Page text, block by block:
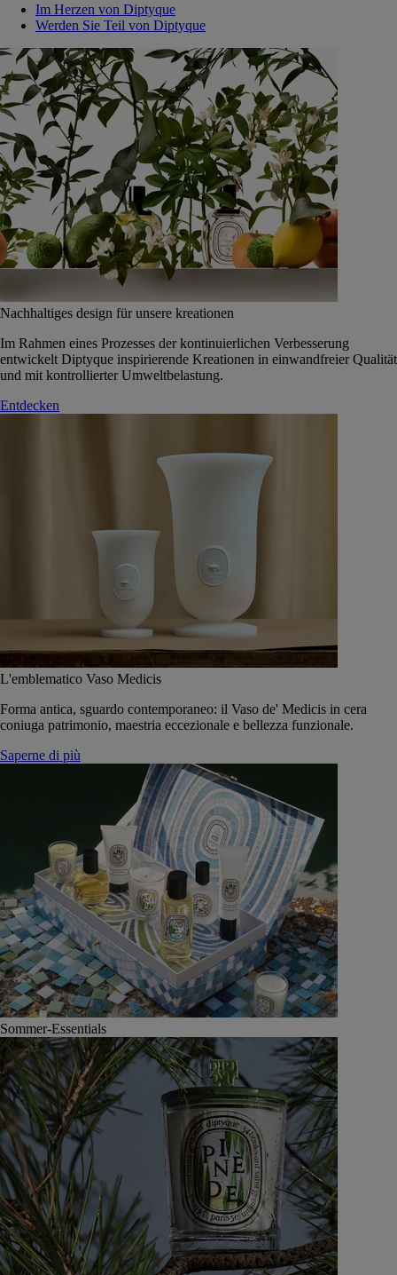
Im Herzen von Diptyque
Werden Sie Teil von Diptyque
Nachhaltiges design für unsere kreationen
Im Rahmen eines Prozesses der kontinuierlichen Verbesserung
entwickelt Diptyque inspirierende Kreationen in einwandfreier Qualität
und mit kontrollierter Umweltbelastung.
Entdecken
L'emblematico Vaso Medicis
Forma antica, sguardo contemporaneo: il Vaso de' Medicis in cera
coniuga patrimonio, maestria eccezionale e bellezza funzionale.
Saperne di più
Sommer-Essentials